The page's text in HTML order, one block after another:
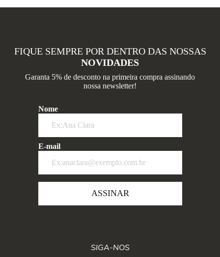
FIQUE SEMPRE POR DENTRO DAS NOSSAS
NOVIDADES
Garanta 5% de desconto na primeira compra assinando
nossa newsletter!
Nome
E-mail
ASSINAR
SIGA-NOS